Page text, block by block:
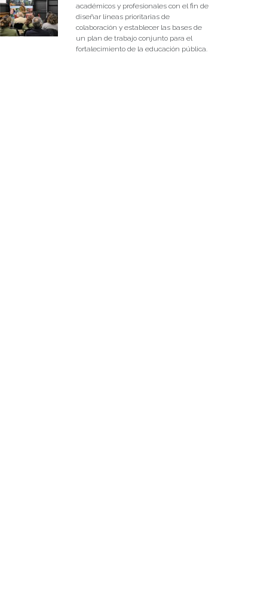
académicos y profesionales con el fin de
diseñar líneas prioritarias de
colaboración y establecer las bases de
un plan de trabajo conjunto para el
fortalecimiento de la educación pública.